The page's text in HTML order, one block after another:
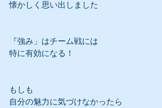
懐かしく思い出しました
『強み」はチーム戦には
特に有効になる！
もしも
自分の魅力に気づけなかったら